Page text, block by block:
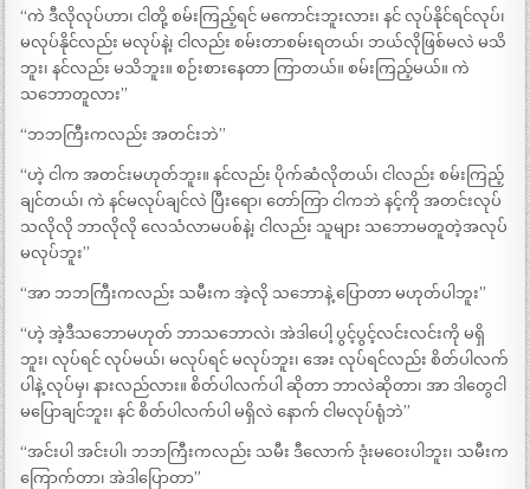
“ကဲ ဒီလိုလုပ်ဟာ၊ ငါတို့ စမ်းကြည့်ရင် မကောင်းဘူးလား၊ နင် လုပ်နိုင်ရင်လုပ်၊
မလုပ်နိုင်လည်း မလုပ်နဲ့၊ ငါလည်း စမ်းတာစမ်းရတယ်၊ ဘယ်လိုဖြစ်မလဲ မသိ
ဘူး၊ နင်လည်း မသိဘူး။ စဉ်းစားနေတာ ကြာတယ်။ စမ်းကြည့်မယ်။ ကဲ
သဘောတူလား”
“ဘဘကြီးကလည်း အတင်းဘဲ”
“ဟဲ့ ငါက အတင်းမဟုတ်ဘူး။ နင်လည်း ပိုက်ဆံလိုတယ်၊ ငါလည်း စမ်းကြည့်
ချင်တယ်၊ ကဲ နင်မလုပ်ချင်လဲ ပြီးရော၊ တော်ကြာ ငါကဘဲ နင့်ကို အတင်းလုပ်
သလိုလို ဘာလိုလို လေသံလာမပစ်နဲ့၊ ငါလည်း သူများ သဘောမတူတဲ့အလုပ်
မလုပ်ဘူး”
“အာ ဘဘကြီးကလည်း သမီးက အဲ့လို သဘောနဲ့ ပြောတာ မဟုတ်ပါဘူး”
“ဟဲ့ အဲ့ဒီသဘောမဟုတ် ဘာသဘောလဲ၊ အဲဒါပေါ့ ပွင့်ပွင့်လင်းလင်းကို မရှိ
ဘူး၊ လုပ်ရင် လုပ်မယ်၊ မလုပ်ရင် မလုပ်ဘူး၊ အေး လုပ်ရင်လည်း စိတ်ပါလက်
ပါနဲ့ လုပ်မှ၊ နားလည်လား။ စိတ်ပါလက်ပါ ဆိုတာ ဘာလဲဆိုတာ၊ အာ ဒါတွေငါ
မပြောချင်ဘူး၊ နင် စိတ်ပါလက်ပါ မရှိလဲ နောက် ငါမလုပ်ရုံဘဲ”
“အင်းပါ အင်းပါ၊ ဘဘကြီးကလည်း သမီး ဒီလောက် ဒုံးမဝေးပါဘူး၊ သမီးက
ကြောက်တာ၊ အဲဒါပြောတာ”